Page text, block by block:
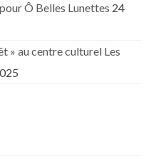
Ô Belles Lunettes 24
» au centre culturel Les